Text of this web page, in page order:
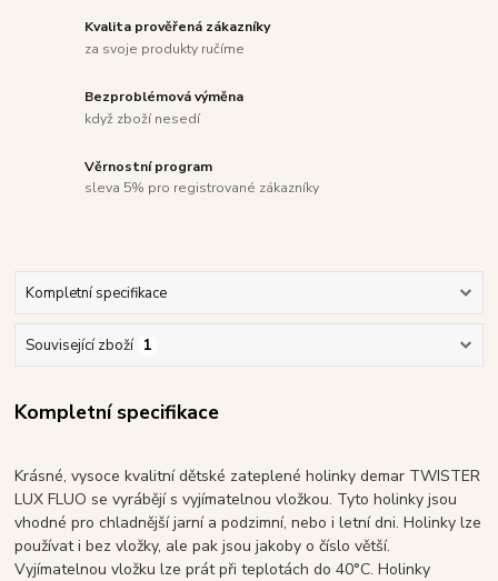
Kvalita prověřená zákazníky
za svoje produkty ručíme
Bezproblémová výměna
když zboží nesedí
Věrnostní program
sleva 5% pro registrované zákazníky
Kompletní specifikace
Související zboží 1
Kompletní specifikace
Krásné, vysoce kvalitní dětské zateplené holinky demar TWISTER
LUX FLUO se vyrábějí s vyjímatelnou vložkou. Tyto holinky jsou
vhodné pro chladnější jarní a podzimní, nebo i letní dni. Holinky lze
používat i bez vložky, ale pak jsou jakoby o číslo větší.
Vyjímatelnou vložku lze prát při teplotách do 40°C. Holinky